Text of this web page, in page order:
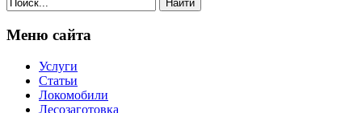
Найти
Меню сайта
Услуги
Статьи
Локомобили
Лесозаготовка